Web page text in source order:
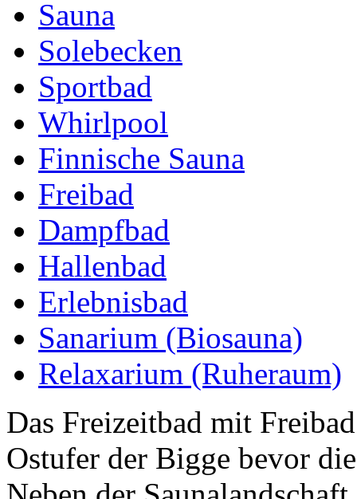
Sauna
Solebecken
Sportbad
Whirlpool
Finnische Sauna
Freibad
Dampfbad
Hallenbad
Erlebnisbad
Sanarium (Biosauna)
Relaxarium (Ruheraum)
Das Freizeitbad mit
Ostufer der Bigge bevor